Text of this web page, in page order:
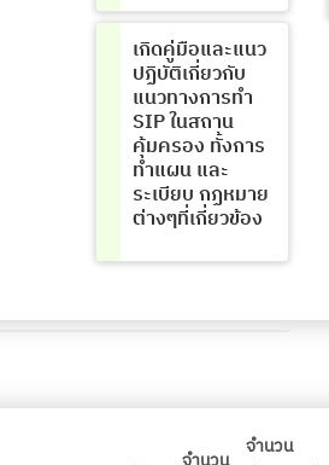
เกิดคู่มือและแนว
ปฏิบัติเกี่ยวกับ
แนวทางการทำ
SIP ในสถาน
คุ้มครอง ทั้งการ
ทำแผน และ
ระเบียบ กฏหมาย
ต่างๆที่เกี่ยวข้อง
จำนวน